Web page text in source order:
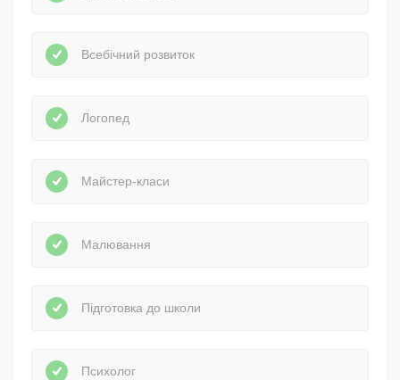
Всебічний розвиток
Логопед
Майстер-класи
Малювання
Підготовка до школи
Психолог